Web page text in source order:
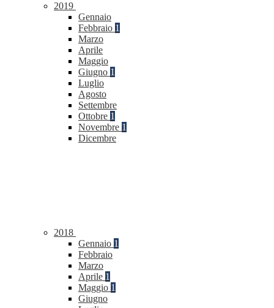
2019
Gennaio
Febbraio 1
Marzo
Aprile
Maggio
Giugno 1
Luglio
Agosto
Settembre
Ottobre 1
Novembre 1
Dicembre
2018
Gennaio 1
Febbraio
Marzo
Aprile 1
Maggio 1
Giugno